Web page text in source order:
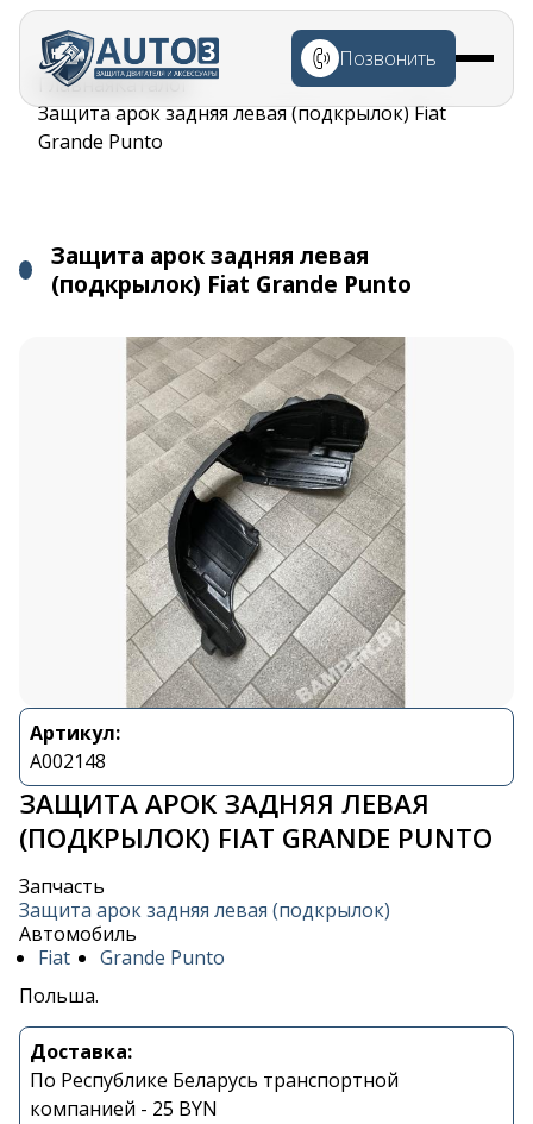
Перейти к
основному
содержанию
Позвонить
Строка
навигации
ГлавнаяКаталог
Защита арок задняя левая (подкрылок) Fiat
Grande Punto
Защита арок задняя левая
(подкрылок) Fiat Grande Punto
Артикул:
A002148
ЗАЩИТА АРОК ЗАДНЯЯ ЛЕВАЯ
(ПОДКРЫЛОК) FIAT GRANDE PUNTO
Запчасть
Защита арок задняя левая (подкрылок)
Автомобиль
Fiat
Grande Punto
Польша.
Доставка:
По Республике Беларусь транспортной
компанией - 25 BYN
Контакты